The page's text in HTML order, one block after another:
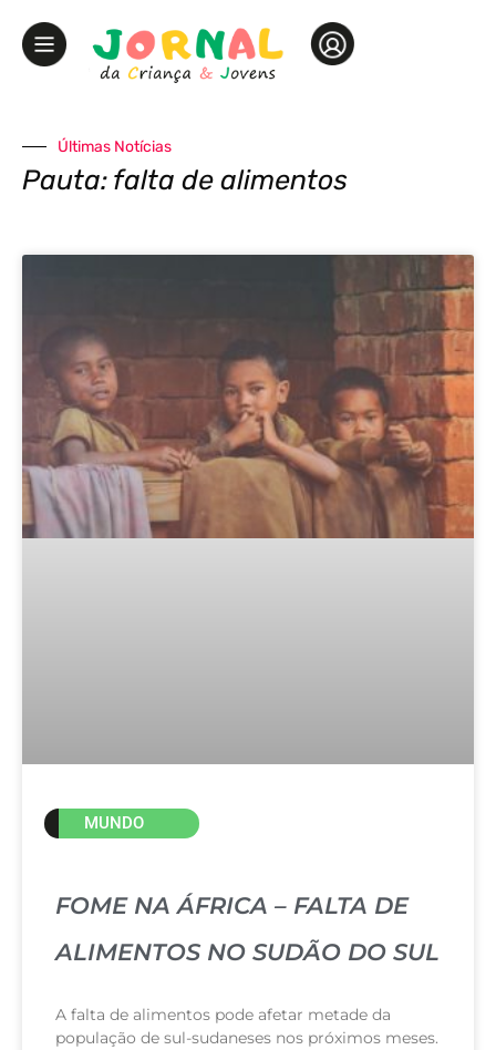
Últimas Notícias
Pauta: falta de alimentos
MUNDO
FOME NA ÁFRICA – FALTA DE
ALIMENTOS NO SUDÃO DO SUL
A falta de alimentos pode afetar metade da
população de sul-sudaneses nos próximos meses.